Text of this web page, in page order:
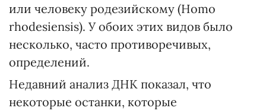
или человеку родезийскому (Homo
rhodesiensis). У обоих этих видов было
несколько, часто противоречивых,
определений.
Недавний анализ ДНК показал, что
некоторые останки, которые